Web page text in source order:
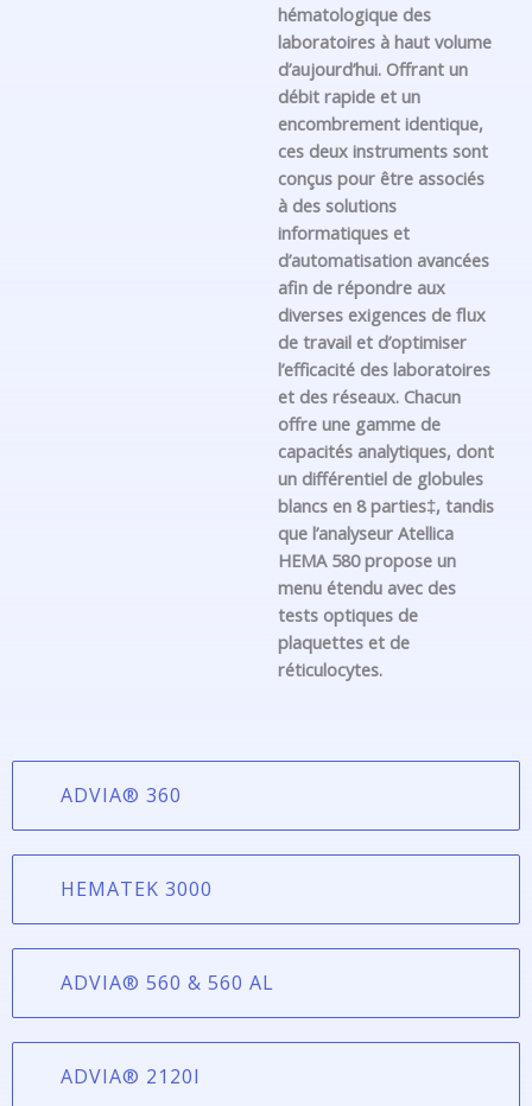
ADVIA® 360
HEMATEK 3000
ADVIA® 560 & 560 AL
ADVIA® 2120I
hématologique des
laboratoires à haut volume
d’aujourd’hui. Offrant un
débit rapide et un
encombrement identique,
ces deux instruments sont
conçus pour être associés
à des solutions
informatiques et
d’automatisation avancées
afin de répondre aux
diverses exigences de flux
de travail et d’optimiser
l’efficacité des laboratoires
et des réseaux. Chacun
offre une gamme de
capacités analytiques, dont
un différentiel de globules
blancs en 8 parties‡, tandis
que l’analyseur Atellica
HEMA 580 propose un
menu étendu avec des
tests optiques de
plaquettes et de
réticulocytes.